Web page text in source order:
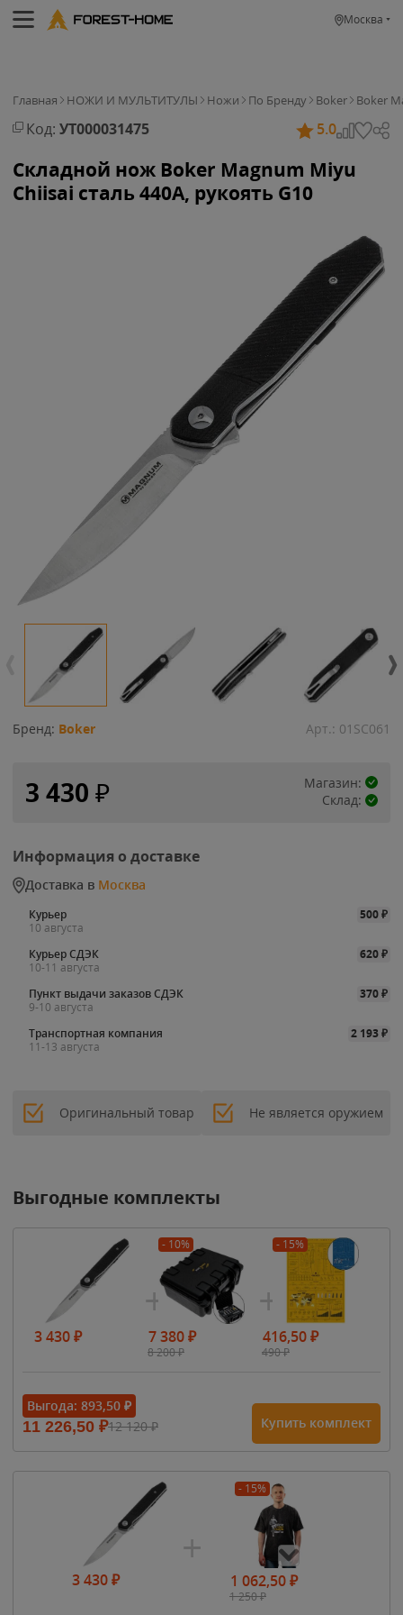
Москва
Главная НОЖИ И МУЛЬТИТУЛЫ Ножи По Бренду Boker Boker
Код: УТ000031475 5.0
Складной нож Boker Magnum Miyu
Chiisai сталь 440A, рукоять G10
Бренд: Boker Арт.: 01SC061
3 430 ₽
Магазин:
Склад:
Информация о доставке
Доставка в Москва
Курьер 500₽
10 августа
Курьер СДЭК
620₽
10-11 августа
Пункт выдачи заказов СДЭК
370₽
9-10 августа
Транспортная компания
2 193₽
11-13 августа
Оригинальный товар Не является оружием
Выгодные комплекты
3 430₽
- 10%
7 380₽
8 200₽
- 15%
416,50₽
490₽
Выгода: 893,50 ₽
11 226,50 ₽12 120₽ Купить комплект
3 430₽
- 15%
1 062,50₽
1 250₽